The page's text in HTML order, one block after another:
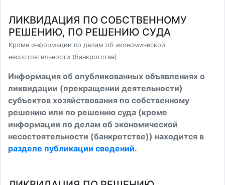
ЛИКВИДАЦИЯ ПО СОБСТВЕННОМУ
РЕШЕНИЮ, ПО РЕШЕНИЮ СУДА
Кроме информации по делам об экономической
несостоятельности (банкротстве)
Информация об опубликованных объявлениях о
ликвидации (прекращении деятельности)
субъектов хозяйствования по собственному
решению или по решению суда (кроме
информации по делам об экономической
несостоятельности (банкротстве)) находится в
разделе публикации сведений.